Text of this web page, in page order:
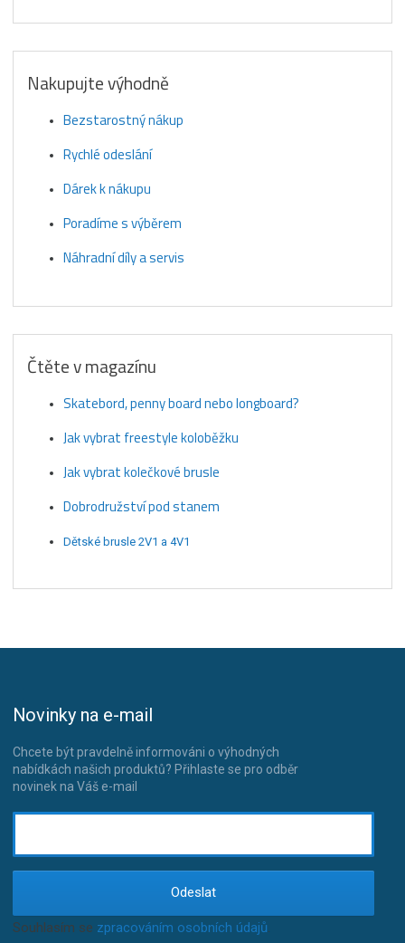
Nakupujte výhodně
Bezstarostný nákup
Rychlé odeslání
Dárek k nákupu
Poradíme s výběrem
Náhradní díly a servis
Čtěte v magazínu
Skatebord, penny board nebo longboard?
Jak vybrat freestyle koloběžku
Jak vybrat kolečkové brusle
Dobrodružství pod stanem
Dětské brusle 2V1 a 4V1
Novinky na e-mail
Chcete být pravdelně informováni o výhodných
nabídkách našich produktů? Přihlaste se pro odběr
novinek na Váš e-mail
Odeslat
Souhlasím se zpracováním osobních údajů